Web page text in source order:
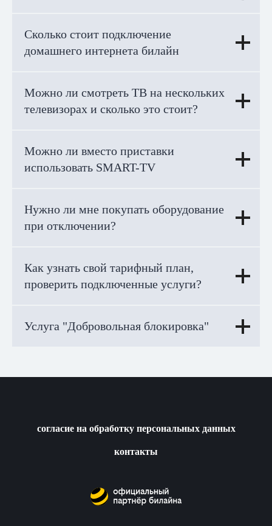
Сколько стоит подключение
домашнего интернета билайн
Можно ли смотреть ТВ на нескольких
телевизорах и сколько это стоит?
Можно ли вместо приставки
использовать SMART-TV
Нужно ли мне покупать оборудование
при отключении?
Как узнать свой тарифный план,
проверить подключенные услуги?
Услуга "Добровольная блокировка"
согласие на обработку персональных данных
контакты